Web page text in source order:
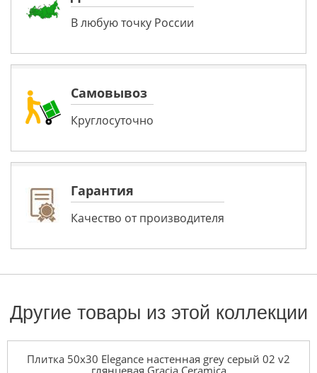
В любую точку России
Самовывоз
Круглосуточно
Гарантия
Качество от производителя
Другие товары из этой коллекции
Плитка 50x30 Elegance настенная grey серый 02 v2
глянцевая Gracia Ceramica